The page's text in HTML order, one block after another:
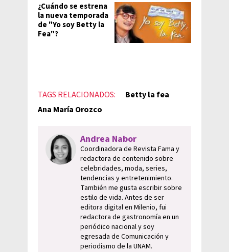
¿Cuándo se estrena
la nueva temporada
de "Yo soy Betty la
Fea"?
TAGS RELACIONADOS:
Betty la fea
Ana María Orozco
Andrea Nabor
Coordinadora de Revista Fama y
redactora de contenido sobre
celebridades, moda, series,
tendencias y entretenimiento.
También me gusta escribir sobre
estilo de vida. Antes de ser
editora digital en Milenio, fui
redactora de gastronomía en un
periódico nacional y soy
egresada de Comunicación y
periodismo de la UNAM.